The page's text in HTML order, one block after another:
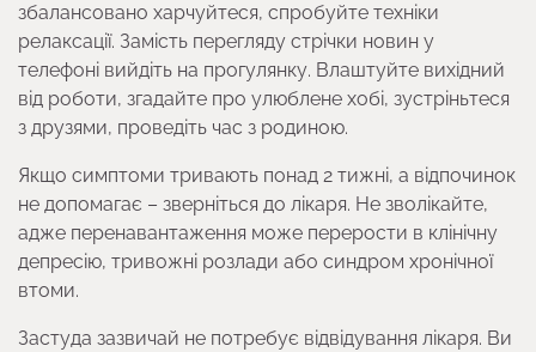
збалансовано харчуйтеся, спробуйте техніки
релаксації. Замість перегляду стрічки новин у
телефоні вийдіть на прогулянку. Влаштуйте вихідний
від роботи, згадайте про улюблене хобі, зустріньтеся
з друзями, проведіть час з родиною.
Якщо симптоми тривають понад 2 тижні, а відпочинок
не допомагає – зверніться до лікаря. Не зволікайте,
адже перенавантаження може перерости в клінічну
депресію, тривожні розлади або синдром хронічної
втоми.
Застуда зазвичай не потребує відвідування лікаря. Ви